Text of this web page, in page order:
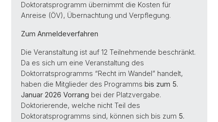
Doktoratsprogramm übernimmt die Kosten für
Anreise (ÖV), Übernachtung und Verpflegung.
Zum Anmeldeverfahren
Die Veranstaltung ist auf 12 Teilnehmende beschränkt.
Da es sich um eine Veranstaltung des
Doktorratsprogramms “Recht im Wandel” handelt,
haben die Mitglieder des Programms bis zum 5.
Januar 2026 Vorrang bei der Platzvergabe.
Doktorierende, welche nicht Teil des
Doktoratsprogramms sind, können sich bis zum 5.